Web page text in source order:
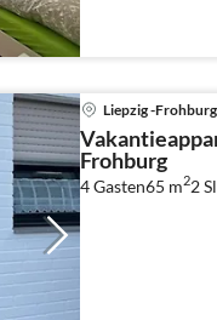
Liepzig -Frohburg
Frohburg
4 Gasten65 m22